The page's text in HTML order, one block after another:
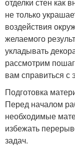
отделки стен как
не только
воздействия
желаемого
укладывать
рассмотрим
вам справиться с
Подготовка
Перед началом
необходимые
избежать
задач.